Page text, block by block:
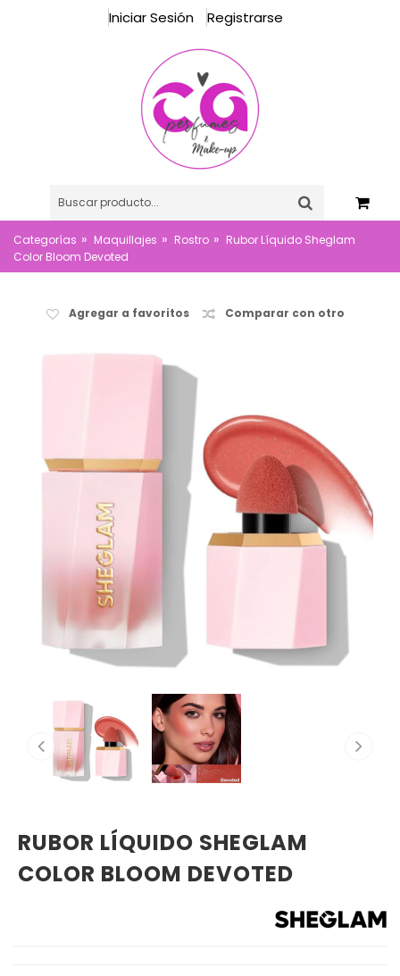
Iniciar Sesión Registrarse
Categorías » Maquillajes » Rostro » Rubor Líquido Sheglam
Color Bloom Devoted
Agregar a favoritos Comparar con otro
RUBOR LÍQUIDO SHEGLAM
COLOR BLOOM DEVOTED